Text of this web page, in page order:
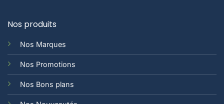
Nos produits
Nos Marques
Nos Promotions
Nos Bons plans